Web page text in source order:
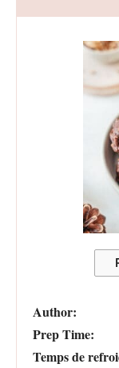
Author:
Prep Time:
Temps de